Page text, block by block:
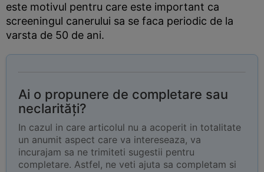
este motivul pentru care este important ca
screeningul canerului sa se faca periodic de la
varsta de 50 de ani.
Ai o propunere de completare sau
neclarități?
In cazul in care articolul nu a acoperit in totalitate
un anumit aspect care va intereseaza, va
incurajam sa ne trimiteti sugestii pentru
completare. Astfel, ne veti ajuta sa completam si